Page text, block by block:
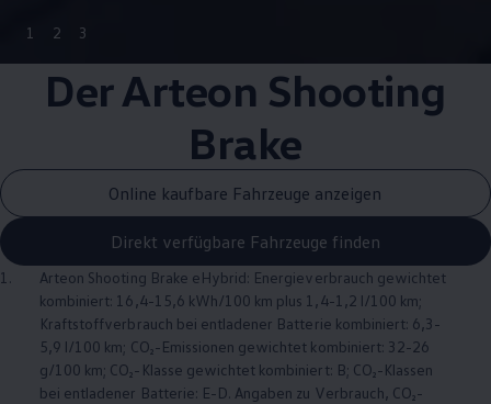
1 2 3
DerArteon Shooting
Brake
Online kaufbare Fahrzeuge anzeigen
Direkt verfügbare Fahrzeuge finden
1. Arteon Shooting Brake eHybrid: Energieverbrauch gewichtet
kombiniert: 16,4-15,6 kWh/100 km plus 1,4-1,2 l/100 km;
Kraftstoffverbrauch bei entladener Batterie kombiniert: 6,3-
5,9 l/100 km; CO₂-Emissionen gewichtet kombiniert: 32-26
g/100 km; CO₂-Klasse gewichtet kombiniert: B; CO₂-Klassen
bei entladener Batterie: E-D. Angaben zu Verbrauch, CO₂-